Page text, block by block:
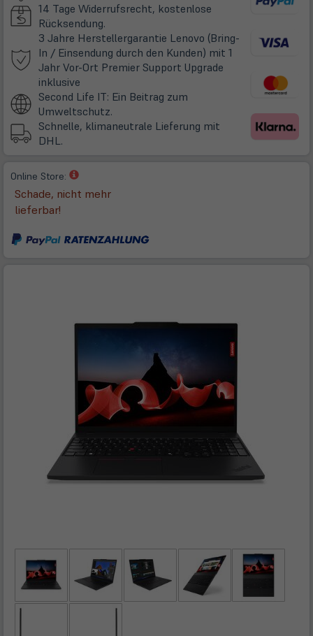
14 Tage Widerrufsrecht, kostenlose
Rücksendung.
3 Jahre Herstellergarantie Lenovo (Bring-
In / Einsendung durch den Kunden) mit 1
Jahr Vor-Ort Premier Support Upgrade
inklusive
in
neuem
Tab)
Second Life IT: Ein Beitrag zum
Umweltschutz.
Schnelle, klimaneutrale Lieferung mit
DHL.
Online Store:
(öffnet
neuem
Schade, nicht mehr
lieferbar!